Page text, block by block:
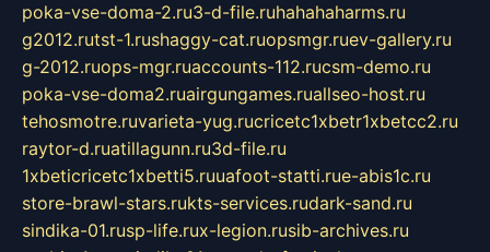
poka-vse-doma-2.ru3-d-file.ruhahahaharms.ru
g2012.rutst-1.rushaggy-cat.ruopsmgr.ruev-gallery.ru
g-2012.ruops-mgr.ruaccounts-112.rucsm-demo.ru
poka-vse-doma2.ruairgungames.ruallseo-host.ru
tehosmotre.ruvarieta-yug.rucricetc1xbetr1xbetcc2.ru
raytor-d.ruatillagunn.ru3d-file.ru
1xbeticricetc1xbetti5.ruuafoot-statti.rue-abis1c.ru
store-brawl-stars.rukts-services.rudark-sand.ru
sindika-01.rusp-life.rux-legion.rusib-archives.ru